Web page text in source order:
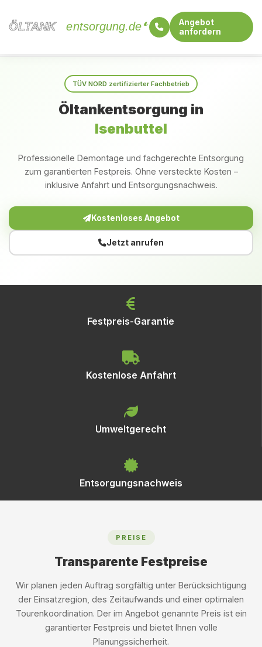
ÖLTANK
ÖLTANK entsorgung.de
Angebot
anfordern
TÜV NORD zertifizierter Fachbetrieb
Öltankentsorgung in
Isenbuttel
Professionelle Demontage und fachgerechte Entsorgung
zum garantierten Festpreis. Ohne versteckte Kosten –
inklusive Anfahrt und Entsorgungsnachweis.
Kostenloses Angebot
Jetzt anrufen
Festpreis-Garantie
Kostenlose Anfahrt
Umweltgerecht
Entsorgungsnachweis
PREISE
Transparente Festpreise
Wir planen jeden Auftrag sorgfältig unter Berücksichtigung
der Einsatzregion, des Zeitaufwands und einer optimalen
Tourenkoordination. Der im Angebot genannte Preis ist ein
garantierter Festpreis und bietet Ihnen volle
Planungssicherheit.